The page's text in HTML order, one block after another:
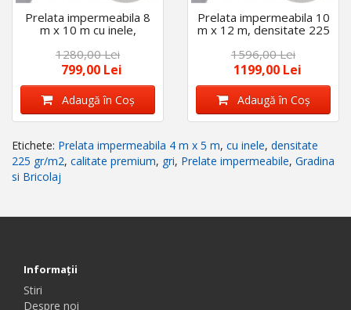
Prelata impermeabila 8
m x 10 m cu inele,
calitate premium, Gri
1280,00 Lei
799,00 Lei
Adaugă în Coş
Prelata impermeabila 10
m x 12 m, densitate 225
premium, Gri
1596,00 Lei
1199,00 Lei
Adaugă în Coş
Etichete: Prelata impermeabila 4 m x 5 m, cu inele, densitate
225 gr/m2, calitate premium, gri, Prelate impermeabile, Gradina
si Bricolaj
Informaţii
Stiri
Despre noi